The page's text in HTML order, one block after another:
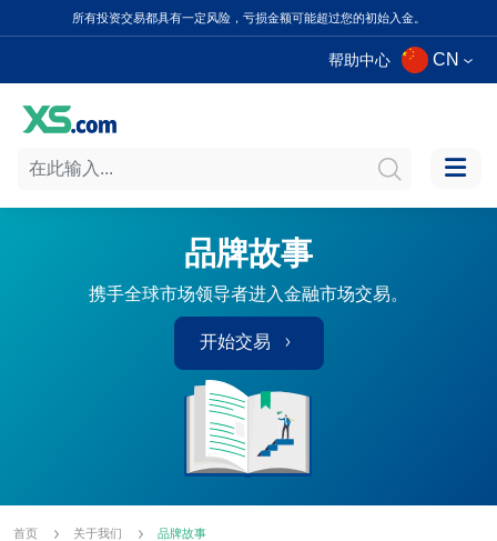
所有投资交易都具有一定风险，亏损金额可能超过您的初始入金。
帮助中心 CN
品牌故事
携手全球市场领导者进入金融市场交易。
开始交易
首页 关于我们 品牌故事